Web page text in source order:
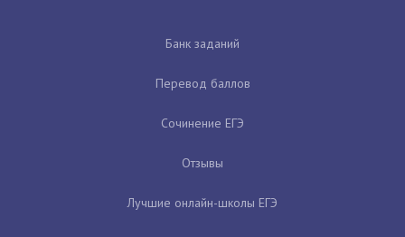
Банк заданий
Перевод баллов
Сочинение ЕГЭ
Отзывы
Лучшие онлайн-школы ЕГЭ